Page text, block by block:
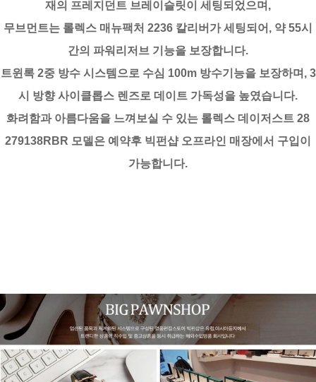
재의 프레지던트 브레이슬릿이 세팅되었으며,
무브먼트는 롤렉스 매뉴팩처 2236 칼리버가 세팅되어, 약 55시
간의 파워리저브 기능을 보장합니다.
트윈록 2중 방수 시스템으로 수심 100m 방수기능을 보장하며, 3
시 방향 사이클롭스 렌즈로 데이트 가독성을 높였습니다.
화려함과 아름다움을 느껴보실 수 있는 롤렉스 데이저스트 28
279138RBR 모델은 예약후 빅펀샵 오프라인 매장에서 구입이
가능합니다.